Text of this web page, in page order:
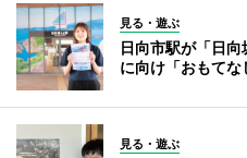
見る・遊ぶ
日向市駅が「日
に向け「おもてな
見る・遊ぶ